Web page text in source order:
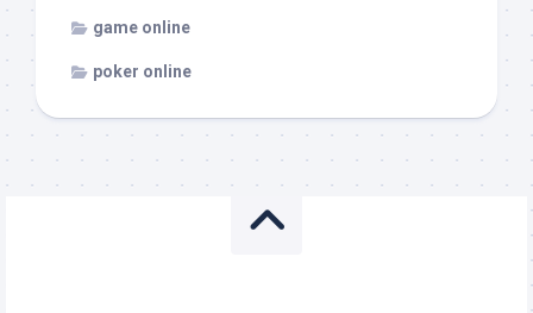
game online
poker online